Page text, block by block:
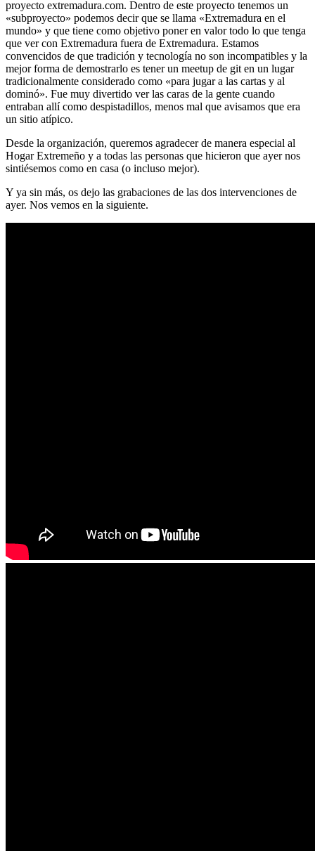
proyecto extremadura.com. Dentro de este proyecto tenemos un
«subproyecto» podemos decir que se llama «Extremadura en el
mundo» y que tiene como objetivo poner en valor todo lo que tenga
que ver con Extremadura fuera de Extremadura. Estamos
convencidos de que tradición y tecnología no son incompatibles y la
mejor forma de demostrarlo es tener un meetup de git en un lugar
tradicionalmente considerado como «para jugar a las cartas y al
dominó». Fue muy divertido ver las caras de la gente cuando
entraban allí como despistadillos, menos mal que avisamos que era
un sitio atípico.
Desde la organización, queremos agradecer de manera especial al
Hogar Extremeño y a todas las personas que hicieron que ayer nos
sintiésemos como en casa (o incluso mejor).
Y ya sin más, os dejo las grabaciones de las dos intervenciones de
ayer. Nos vemos en la siguiente.